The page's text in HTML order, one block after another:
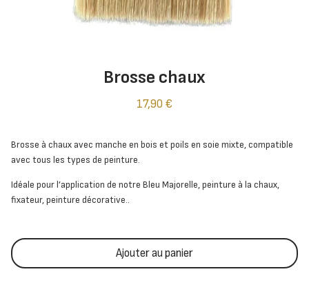
Brosse chaux
17,90€
Brosse à chaux avec manche en bois et poils en soie mixte, compatible
avec tous les types de peinture.
Idéale pour l’application de notre Bleu Majorelle, peinture à la chaux,
fixateur, peinture décorative..
Ajouter au panier